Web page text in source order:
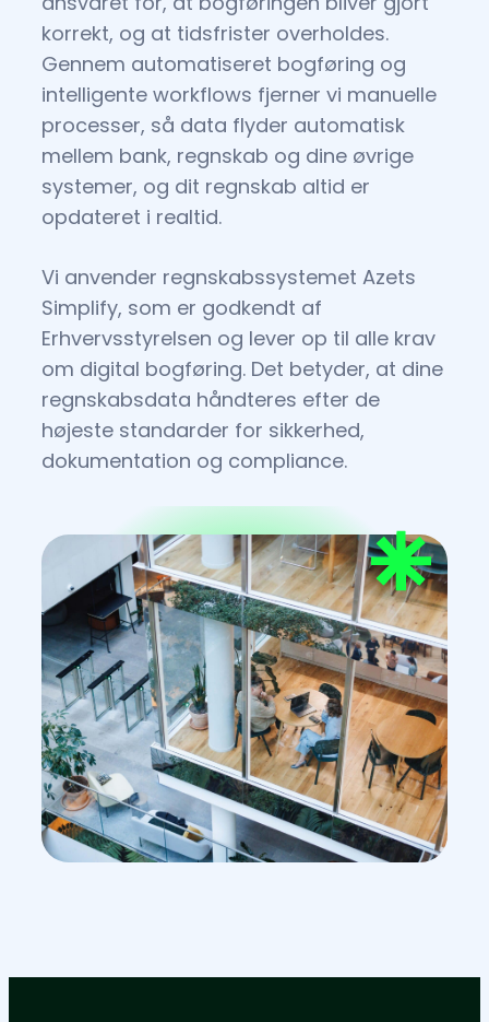
korrekt, og at tidsfrister overholdes.
Gennem automatiseret bogføring og
intelligente workflows fjerner vi manuelle
processer, så data flyder automatisk
mellem bank, regnskab og dine øvrige
systemer, og dit regnskab altid er
opdateret i realtid.
Vi anvender regnskabssystemet Azets
Simplify, som er godkendt af
Erhvervsstyrelsen og lever op til alle krav
om digital bogføring. Det betyder, at dine
regnskabsdata håndteres efter de
højeste standarder for sikkerhed,
dokumentation og compliance.